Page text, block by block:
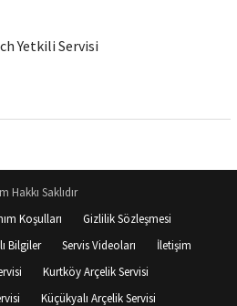
Yetkili Servisi
Hakkı Saklıdır
Koşulları
Gizlilik Sözleşmesi
Bilgiler Servis Videoları
İletişim
Kurtköy Arçelik Servisi
Küçükyalı Arçelik Servisi